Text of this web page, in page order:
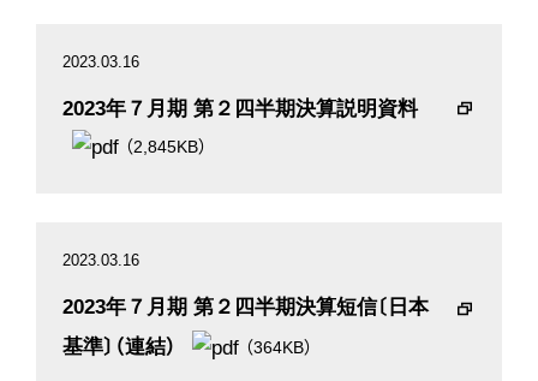
2023.03.16
2023年７月期 第２四半期決算説明資料
（2,845KB）
2023.03.16
2023年７月期 第２四半期決算短信〔日本
基準〕（連結）
（364KB）